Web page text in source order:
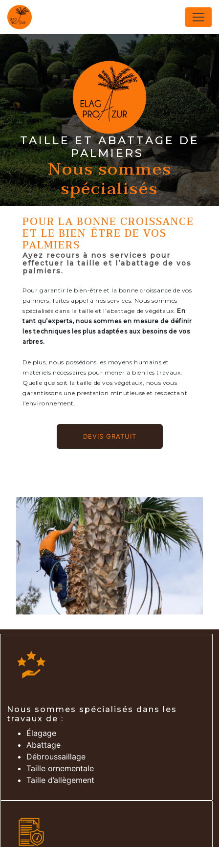
TAILLE ET ABATTAGE DE
PALMIERS
Nous sommes
spécialisés
POUR LA BONNE CROISSANCE
ET LE BIEN-ÊTRE DE VOS
PALMIERS
Ayez recours à nos services pour
effectuer la taille et l’abattage de vos
palmiers.
Pour garantir le bien-être et la bonne croissance de vos
palmiers, faites appel à nos services. Nous sommes
spécialisés dans la taille et l’abattage de végétaux. En
tant qu’experts, nous sommes en mesure de définir
les techniques les plus adaptées aux besoins de vos
arbres.
De plus, nous possédons les moyens humains et
matériels nécessaires pour mener à bien les travaux.
Quelle que soit la taille de vos végétaux, nous vous
garantissons une prestation minutieuse et respectant
l’environnement.
DEVIS GRATUIT
Nous sommes spécialisés dans les
travaux de :
Élagage
Abattage
Débroussaillage
Taille ornementale
Taille d’allègement
Panneau de gestion des cookies